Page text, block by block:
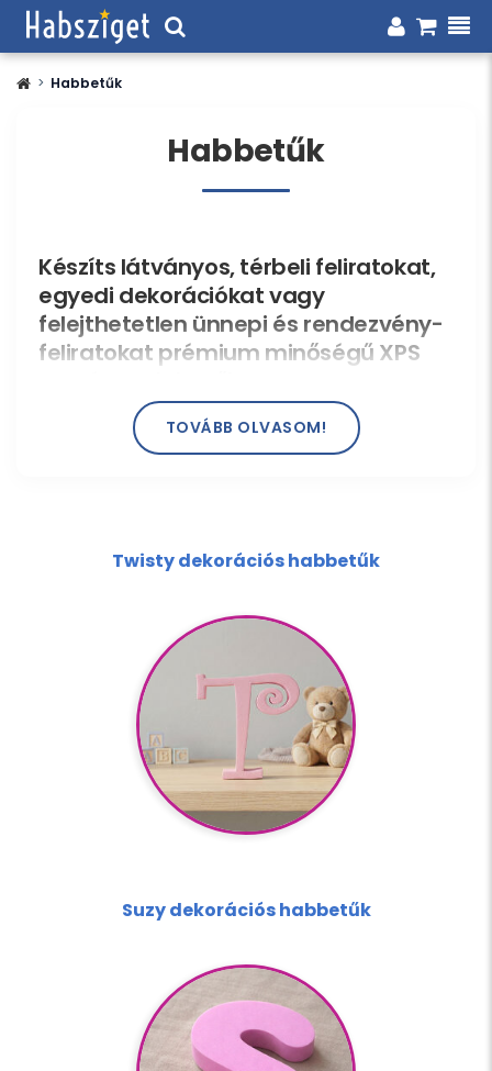
> Habbetűk
Habbetűk
Készíts látványos, térbeli feliratokat,
egyedi dekorációkat vagy
felejthetetlen ünnepi és rendezvény-
feliratokat prémium minőségű XPS
A könnyű kivitelezhetőség mellett, az egyszerű
rögzítés és a letisztult, sima felület miatt ezek a
névfeliratot, akár egy elegáns esküvőre,
születésnapi bulira vagy irodai dekorációhoz
szükséges a tökéletes betűcsalád, nálunk
megtalálod a stílusodhoz illő megoldást.
Habbetűink natúr formában érkeznek, így a
sima, tömör XPS felület vízzel hígítható
festékekkel könnyen festhető, csillámozható
vagy tetszés szerint dekorálható. Felejtsd el a
tartós végeredményt!
TOVÁBB OLVASOM!
Twisty dekorációs habbetűk
Suzy dekorációs habbetűk